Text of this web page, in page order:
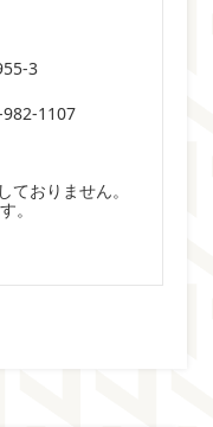
3
1107
おりません。
。